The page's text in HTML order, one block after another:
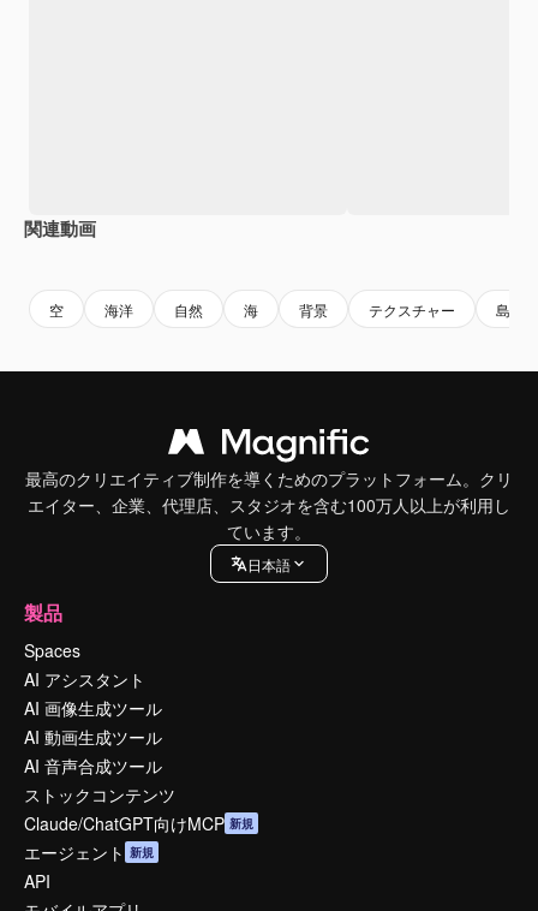
関連動画
空 海洋 自然 海 背景 テクスチャー 島
最高のクリエイティブ制作を導くためのプラットフォーム。クリ
エイター、企業、代理店、スタジオを含む100万人以上が利用し
ています。
日本語
製品
Spaces
AI アシスタント
AI 画像生成ツール
AI 動画生成ツール
AI 音声合成ツール
ストックコンテンツ
Claude/ChatGPT向けMCP 新規
エージェント 新規
API